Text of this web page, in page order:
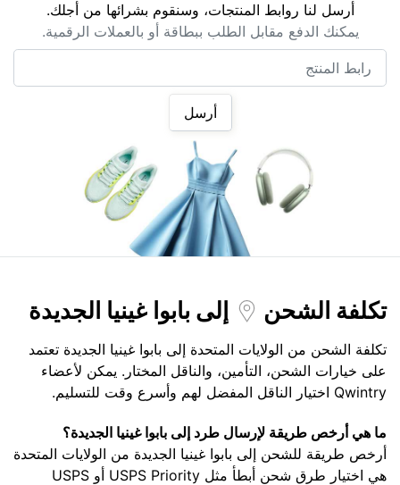
أرسل لنا روابط المنتجات، وسنقوم بشرائها من أجلك.
يمكنك الدفع مقابل الطلب ببطاقة أو بالعملات الرقمية.
أرسل
تكلفة الشحن إلى بابوا غينيا الجديدة
تكلفة الشحن من الولايات المتحدة إلى بابوا غينيا الجديدة تعتمد
على خيارات الشحن، التأمين، والناقل المختار. يمكن لأعضاء
Qwintry اختيار الناقل المفضل لهم وأسرع وقت للتسليم.
ما هي أرخص طريقة لإرسال طرد إلى بابوا غينيا الجديدة؟
أرخص طريقة للشحن إلى بابوا غينيا الجديدة من الولايات المتحدة
هي اختيار طرق شحن أبطأ مثل USPS Priority أو USPS